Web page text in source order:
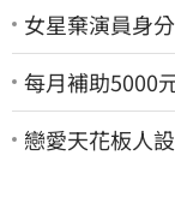
女星棄演員身
每月補助5000
戀愛天花板人